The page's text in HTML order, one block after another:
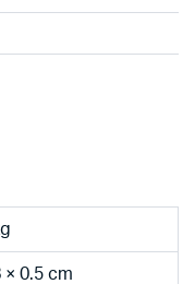
× 0.5 cm